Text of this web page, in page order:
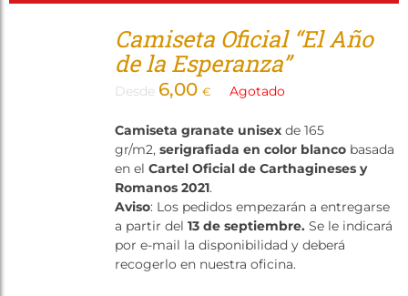
Camiseta Oficial “El Año
de la Esperanza”
Desde 6,00 € Agotado
Camiseta granate unisexde 165
gr/m2, serigrafiada en color blancobasada
en el Cartel Oficial de Carthagineses y
Romanos 2021.
Aviso: Los pedidos empezarán a entregarse
a partir del 13 de septiembre. Se le indicará
por e-mail la disponibilidad y deberá
recogerlo en nuestra oficina.